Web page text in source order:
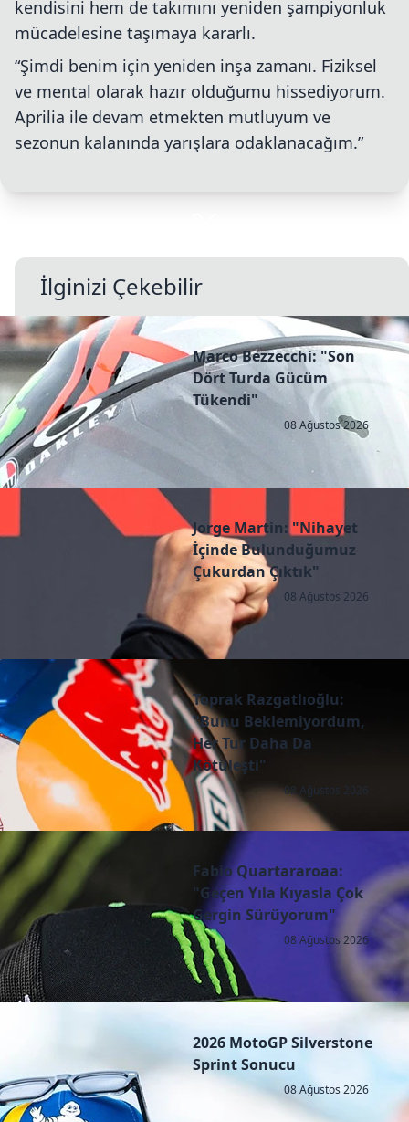
kendisini hem de takımını yeniden şampiyonluk
mücadelesine taşımaya kararlı.
“Şimdi benim için yeniden inşa zamanı. Fiziksel
ve mental olarak hazır olduğumu hissediyorum.
Aprilia ile devam etmekten mutluyum ve
sezonun kalanında yarışlara odaklanacağım.”
İlginizi Çekebilir
Marco Bezzecchi: "Son
Dört Turda Gücüm
Tükendi"
08 Ağustos 2026
Jorge Martin: "Nihayet
İçinde Bulunduğumuz
Çukurdan Çıktık"
08 Ağustos 2026
Toprak Razgatlıoğlu:
"Bunu Beklemiyordum,
Her Tur Daha Da
Kötüleşti"
08 Ağustos 2026
Fabio Quartararoaa:
"Geçen Yıla Kıyasla Çok
Gergin Sürüyorum"
08 Ağustos 2026
2026 MotoGP Silverstone
Sprint Sonucu
08 Ağustos 2026